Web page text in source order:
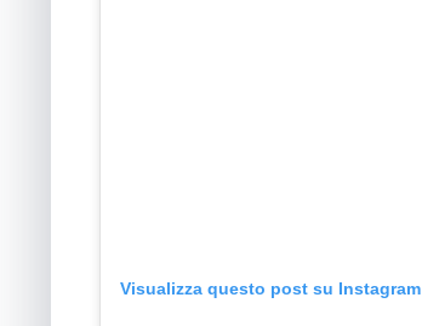
Visualizza questo post su Instagram